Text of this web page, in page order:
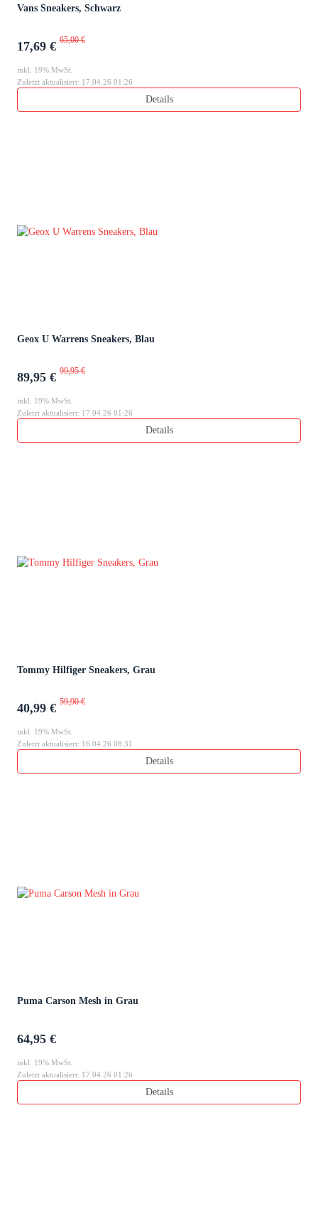
Vans Sneakers, Schwarz
17,69 € 65,00 €
inkl. 19% MwSt.
Zuletzt aktualisiert: 17.04.26 01:26
Details
Geox U Warrens Sneakers, Blau
89,95 € 99,95 €
inkl. 19% MwSt.
Zuletzt aktualisiert: 17.04.26 01:26
Details
Tommy Hilfiger Sneakers, Grau
40,99 € 59,90 €
inkl. 19% MwSt.
Zuletzt aktualisiert: 16.04.26 08:31
Details
Puma Carson Mesh in Grau
64,95 €
inkl. 19% MwSt.
Zuletzt aktualisiert: 17.04.26 01:26
Details